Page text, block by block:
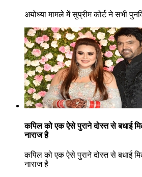
अयोध्या मामले में सुप्रीम कोर्ट ने सभी
कपिल को एक ऐसे पुराने दोस्त से बधाई
नाराज है
कपिल को एक ऐसे पुराने दोस्त से बधाई
नाराज है